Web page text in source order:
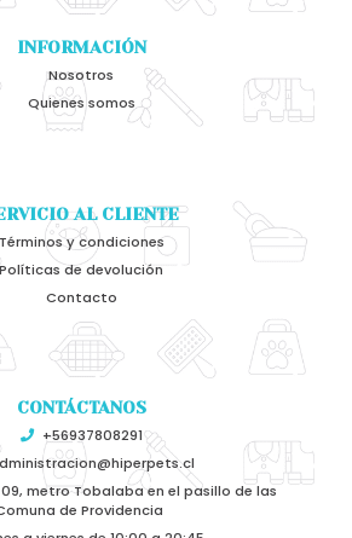
INFORMACIÓN
Nosotros
Quienes somos
AL CLIENTE
Términos y condiciones
Políticas de devolución
Contacto
CONTÁCTANOS
+56937808291
metro Tobalaba en el pasillo de las
de Providencia